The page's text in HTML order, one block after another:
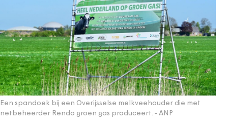
Een spandoek bij een Overijsselse melkveehouder die met
netbeheerder Rendo groen gas produceert. - ANP